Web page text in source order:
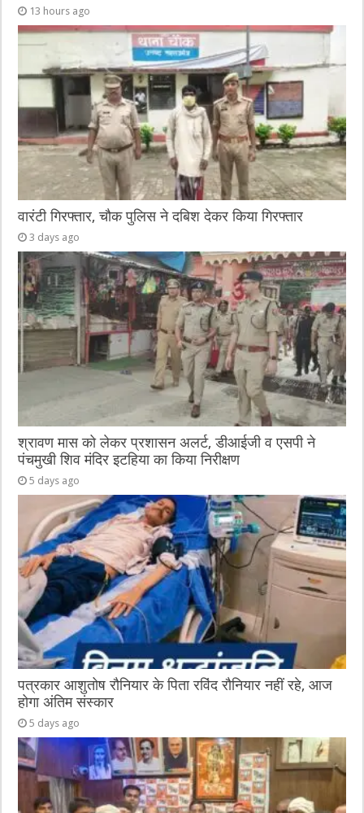
13 hours ago
वारंटी गिरफ्तार, चौक पुलिस ने दबिश देकर किया गिरफ्तार
3 days ago
श्रावण मास को लेकर प्रशासन अलर्ट, डीआईजी व एसपी ने
पंचमुखी शिव मंदिर इटहिया का किया निरीक्षण
5 days ago
पत्रकार आशुतोष रौनियार के पिता रविंद रौनियार नहीं रहे, आज
होगा अंतिम संस्कार
5 days ago